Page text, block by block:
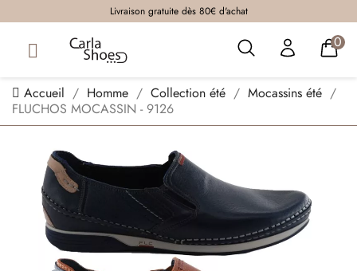
Livraison gratuite dès 80€ d'achat
0
Accueil Homme Collection été
Mocassins été
FLUCHOS MOCASSIN - 9126